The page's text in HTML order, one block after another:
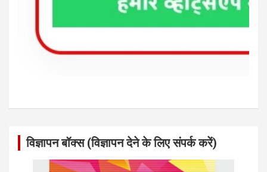
विज्ञापन बॉक्स (विज्ञापन देने के लिए संपर्क करें)